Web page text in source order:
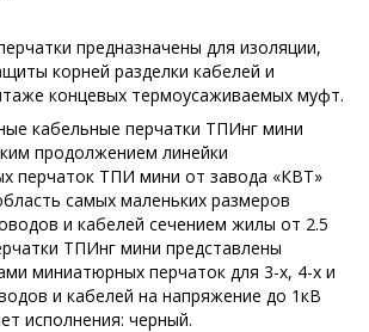
предназначены для изоляции,
корней разделки кабелей и
концевых термоусаживаемых муфт.
кабельные перчатки ТПИнг мини
продолжением линейки
перчаток ТПИ мини от завода «КВТ»
самых маленьких размеров
и кабелей сечением жилы от 2.5
ТПИнг мини представлены
миниатюрных перчаток для 3-х, 4-х и
и кабелей на напряжение до 1кВ
исполнения: черный.